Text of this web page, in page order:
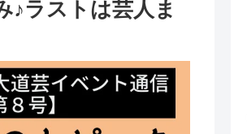
♪ラストは芸人ま